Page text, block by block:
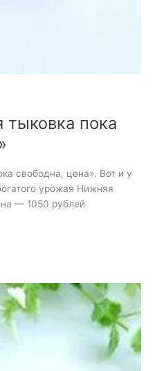
пока
свободна, цена». Вот и у
урожая Нижняя
— 1050 рублей